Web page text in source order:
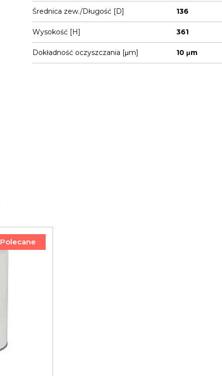
Średnica zew./Długość [D] 136
Wysokość [H] 361
Dokładność oczyszczania [μm] 10 μm
Polecane